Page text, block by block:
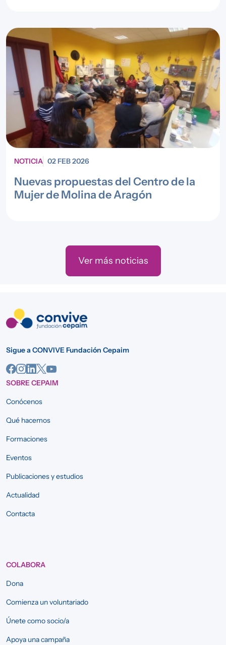
NOTICIA 02 FEB 2026
Nuevas propuestas del Centro de la
Mujer de Molina de Aragón
Ver más noticias
Sigue a CONVIVE Fundación Cepaim
SOBRE CEPAIM
Conócenos
Qué hacemos
Formaciones
Eventos
Publicaciones y estudios
Actualidad
Contacta
COLABORA
Dona
Comienza un voluntariado
Únete como socio/a
Apoya una campaña